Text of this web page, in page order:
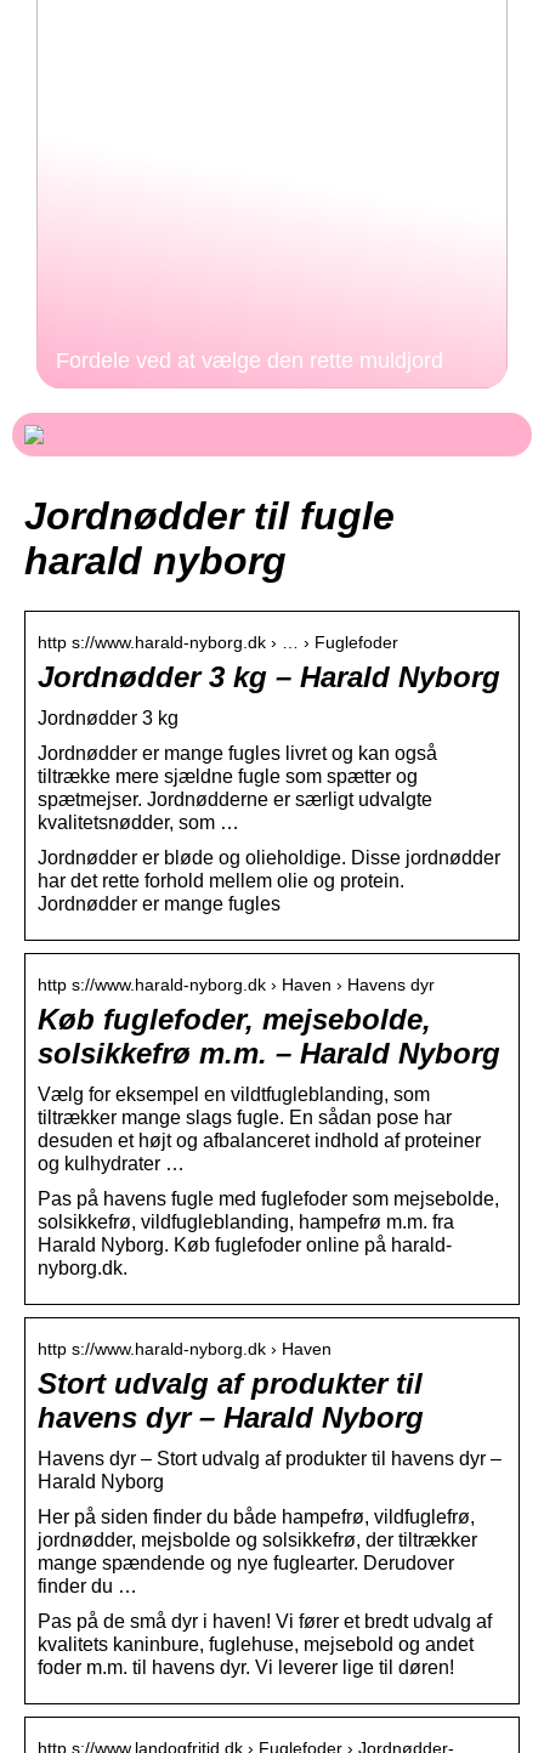
Fordele ved at vælge den rette muldjord
Jordnødder til fugle
harald nyborg
http s://www.harald-nyborg.dk › … › Fuglefoder
Jordnødder 3 kg – Harald Nyborg
Jordnødder 3 kg
Jordnødder er mange fugles livret og kan også
tiltrække mere sjældne fugle som spætter og
spætmejser. Jordnødderne er særligt udvalgte
kvalitetsnødder, som …
Jordnødder er bløde og olieholdige. Disse jordnødder
har det rette forhold mellem olie og protein.
Jordnødder er mange fugles
http s://www.harald-nyborg.dk › Haven › Havens dyr
Køb fuglefoder, mejsebolde,
solsikkefrø m.m. – Harald Nyborg
Vælg for eksempel en vildtfugleblanding, som
tiltrækker mange slags fugle. En sådan pose har
desuden et højt og afbalanceret indhold af proteiner
og kulhydrater …
Pas på havens fugle med fuglefoder som mejsebolde,
solsikkefrø, vildfugleblanding, hampefrø m.m. fra
Harald Nyborg. Køb fuglefoder online på harald-
nyborg.dk.
http s://www.harald-nyborg.dk › Haven
Stort udvalg af produkter til
havens dyr – Harald Nyborg
Havens dyr – Stort udvalg af produkter til havens dyr –
Harald Nyborg
Her på siden finder du både hampefrø, vildfuglefrø,
jordnødder, mejsbolde og solsikkefrø, der tiltrækker
mange spændende og nye fuglearter. Derudover
finder du …
Pas på de små dyr i haven! Vi fører et bredt udvalg af
kvalitets kaninbure, fuglehuse, mejsebold og andet
foder m.m. til havens dyr. Vi leverer lige til døren!
http s://www.landogfritid.dk › Fuglefoder › Jordnødder-…